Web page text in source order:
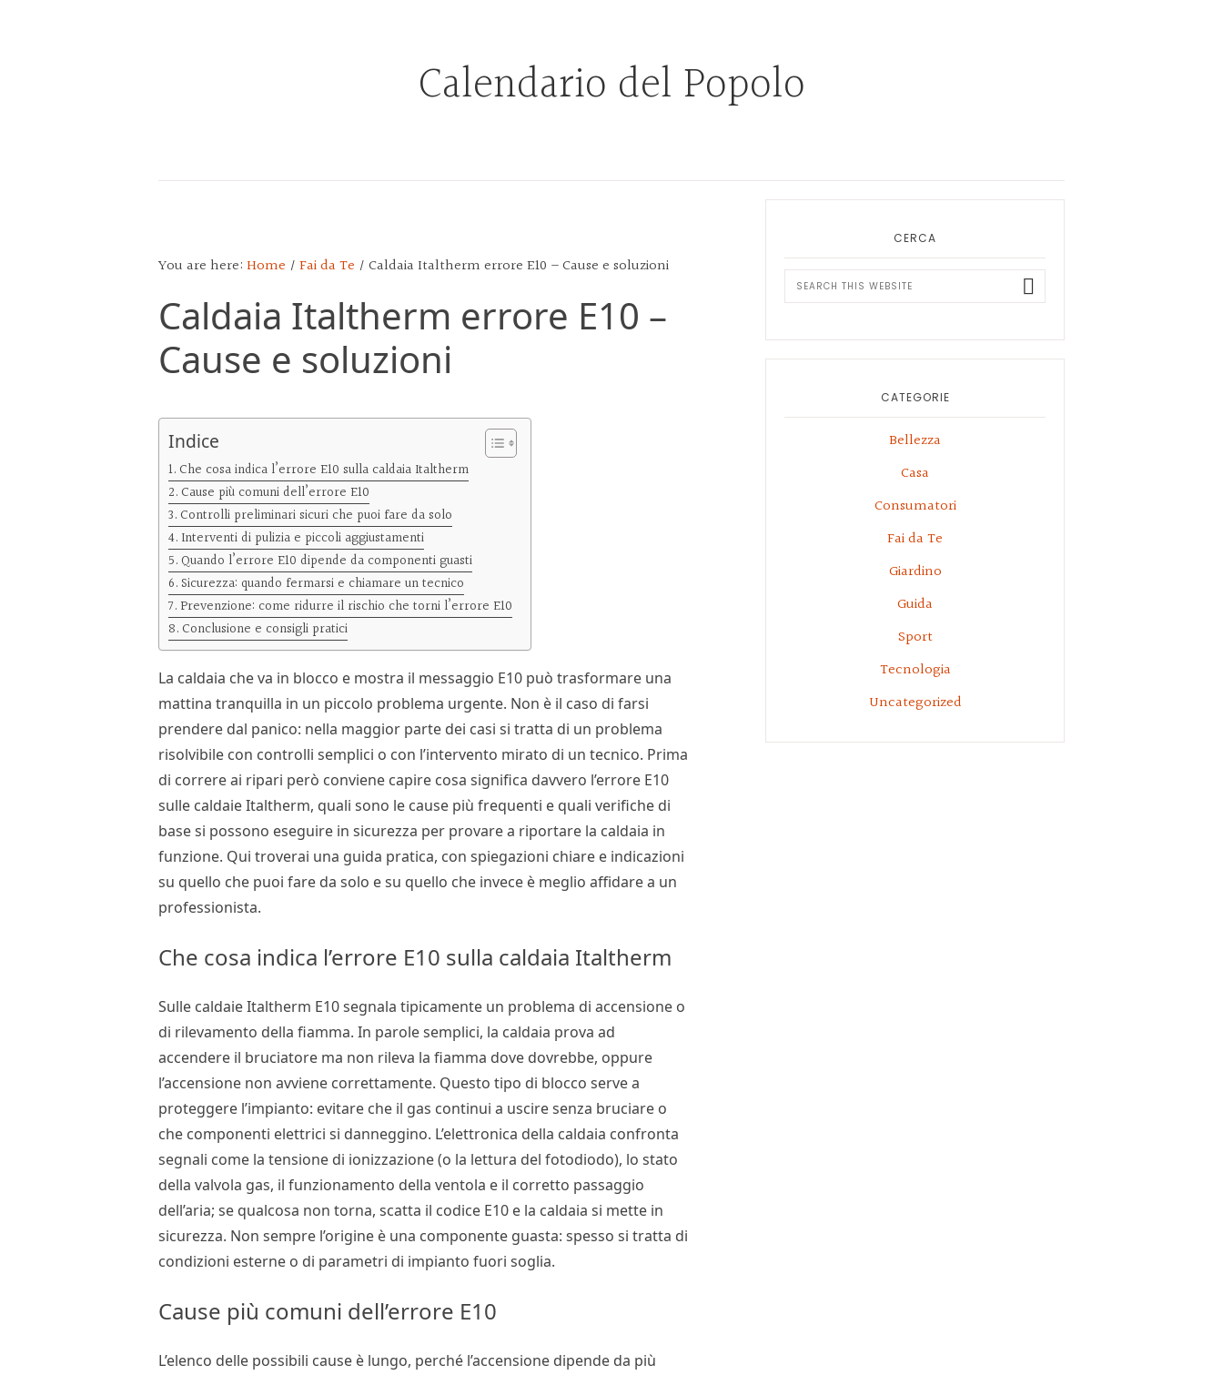
Calendario del Popolo
POPOLO
You are here:Home / Fai da Te / Caldaia Italtherm errore E10​ – Cause e soluzioni
Caldaia Italtherm errore E10​ –
Cause e soluzioni
Indice
Che cosa indica l’errore E10 sulla caldaia Italtherm
Cause più comuni dell’errore E10
Controlli preliminari sicuri che puoi fare da solo
Interventi di pulizia e piccoli aggiustamenti
Quando l’errore E10 dipende da componenti guasti
Sicurezza: quando fermarsi e chiamare un tecnico
Prevenzione: come ridurre il rischio che torni l’errore E10
Conclusione e consigli pratici
La caldaia che va in blocco e mostra il messaggio E10 può trasformare una
mattina tranquilla in un piccolo problema urgente. Non è il caso di farsi
prendere dal panico: nella maggior parte dei casi si tratta di un problema
risolvibile con controlli semplici o con l’intervento mirato di un tecnico. Prima
di correre ai ripari però conviene capire cosa significa davvero l’errore E10
sulle caldaie Italtherm, quali sono le cause più frequenti e quali verifiche di
base si possono eseguire in sicurezza per provare a riportare la caldaia in
funzione. Qui troverai una guida pratica, con spiegazioni chiare e indicazioni
su quello che puoi fare da solo e su quello che invece è meglio affidare a un
professionista.
Che cosa indica l’errore E10 sulla caldaia Italtherm
Sulle caldaie Italtherm E10 segnala tipicamente un problema di accensione o
di rilevamento della fiamma. In parole semplici, la caldaia prova ad
accendere il bruciatore ma non rileva la fiamma dove dovrebbe, oppure
l’accensione non avviene correttamente. Questo tipo di blocco serve a
proteggere l’impianto: evitare che il gas continui a uscire senza bruciare o
che componenti elettrici si danneggino. L’elettronica della caldaia confronta
segnali come la tensione di ionizzazione (o la lettura del fotodiodo), lo stato
della valvola gas, il funzionamento della ventola e il corretto passaggio
dell’aria; se qualcosa non torna, scatta il codice E10 e la caldaia si mette in
sicurezza. Non sempre l’origine è una componente guasta: spesso si tratta di
condizioni esterne o di parametri di impianto fuori soglia.
Cause più comuni dell’errore E10
L’elenco delle possibili cause è lungo, perché l’accensione dipende da più
Primary
CERCA
Search
this
CATEGORIE
Bellezza
Casa
Consumatori
Fai da Te
Giardino
Guida
Sport
Tecnologia
Uncategorized